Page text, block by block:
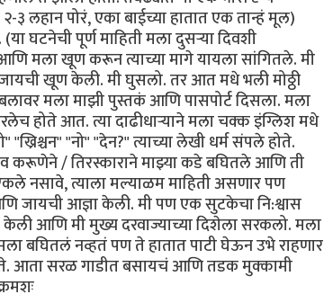
लहान पोरं, एका बाईच्या हातात एक तान्हं मूल)
घटनेची पूर्ण माहिती मला दुसर्‍या दिवशी
मला खूण करून त्याच्या मागे यायला सांगितले. मी
खूण केली. मी घुसलो. तर आत मधे भली मोठ्ठी
मला माझी पुस्तकं आणि पासपोर्ट दिसला. मला
होते आत. त्या दाढीधार्‍याने मला चक्क इंग्लिश मधे
"नो" "देन?" त्याच्या लेखी धर्म संपले होते.
करूणेने / तिरस्काराने माझ्या कडे बघितले आणि ती
नसावे, त्याला मल्याळम माहिती असणार पण
जायची आज्ञा केली. मी पण एक सुटकेचा नि:श्वास
केली आणि मी मुख्य दरवाज्याच्या दिशेला सरकलो. मला
बघितलं नव्हतं पण ते हातात पाटी घेऊन उभे राहणार
आता सरळ गाडीत बसायचं आणि तडक मुक्कामी